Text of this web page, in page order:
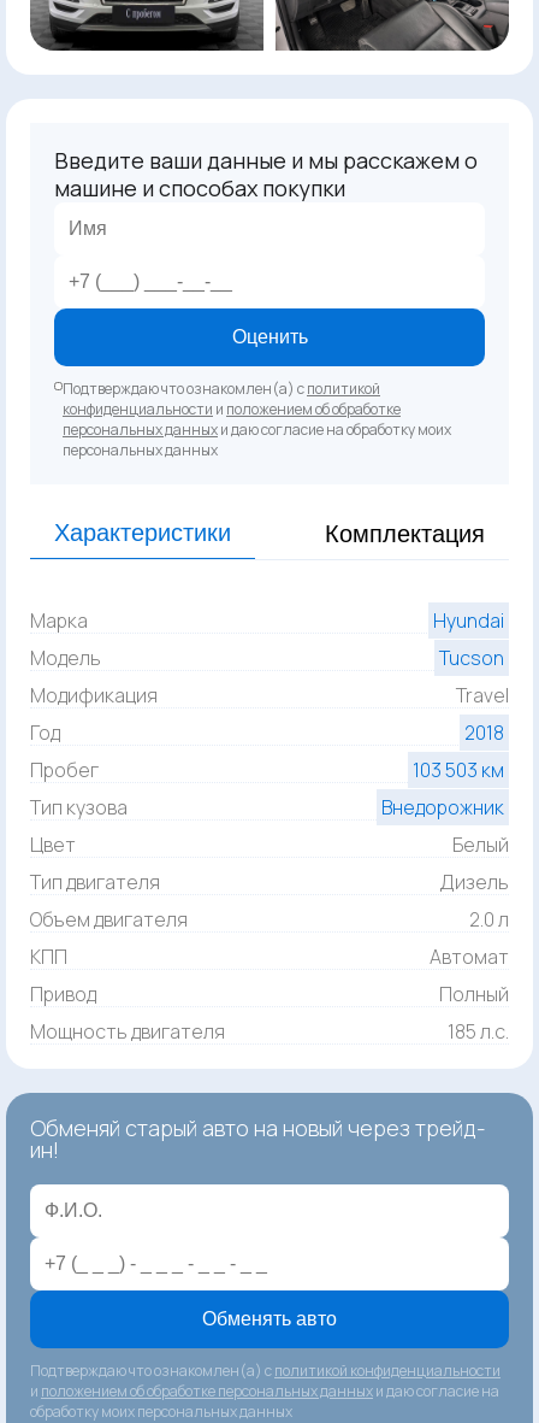
Введите ваши данные и мы расскажем о
машине и способах покупки
Оценить
Подтверждаю что ознакомлен(а) сполитикой
конфиденциальности и положением об обработке
персональных данныхи даю согласие на обработку моих
персональных данных
Характеристики Комплектация
Марка
Hyundai
Модель
Tucson
Модификация
Travel
Год
2018
Пробег
103 503 км
Тип кузова
Внедорожник
Цвет
Белый
Тип двигателя
Дизель
Объем двигателя
2.0 л
КПП
Автомат
Привод
Полный
Мощность двигателя
185 л.с.
Обменяй старый авто на новый через трейд-
ин!
Обменять авто
Подтверждаю что ознакомлен(а) сполитикой конфиденциальности
и положением об обработке персональных данныхи даю согласие на
обработку моих персональных данных